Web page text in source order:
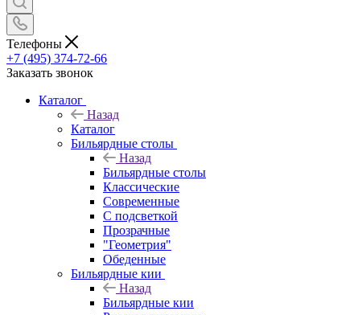
Телефоны
+7 (495) 374-72-66
Заказать звонок
Каталог
Назад
Каталог
Бильярдные столы
Назад
Бильярдные столы
Классические
Современные
С подсветкой
Прозрачные
"Геометрия"
Обеденные
Бильярдные кии
Назад
Бильярдные кии